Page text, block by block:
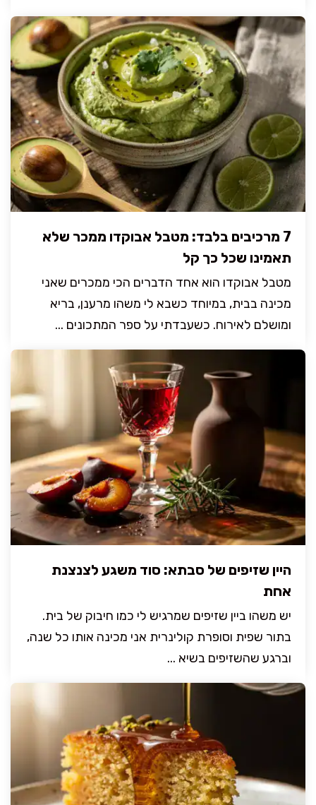
7 מרכיבים בלבד: מטבל אבוקדו ממכר שלא
תאמינו שכל כך קל
מטבל אבוקדו הוא אחד הדברים הכי ממכרים שאני
מכינה בבית, במיוחד כשבא לי משהו מרענן, בריא
ומושלם לאירוח. כשעבדתי על ספר המתכונים ...
היין שזיפים של סבתא: סוד משגע לצנצנת
אחת
יש משהו ביין שזיפים שמרגיש לי כמו חיבוק של בית.
בתור שפית וסופרת קולינרית אני מכינה אותו כל שנה,
וברגע שהשזיפים בשיא ...